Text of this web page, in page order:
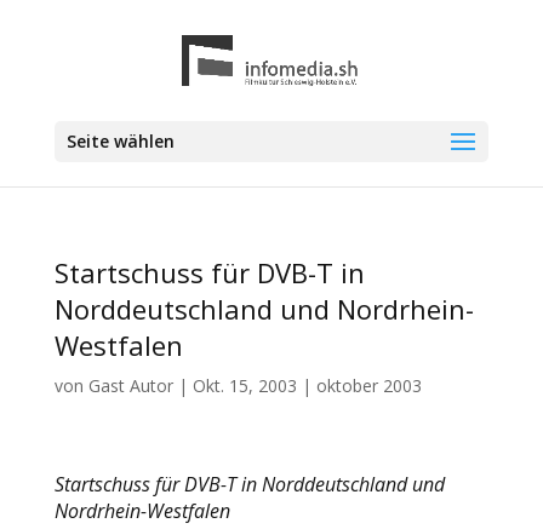
Seite wählen
Startschuss für DVB-T in
Norddeutschland und Nordrhein-
Westfalen
von Gast Autor| Okt. 15, 2003 | oktober 2003
Startschuss für DVB-T in Norddeutschland und
Nordrhein-Westfalen